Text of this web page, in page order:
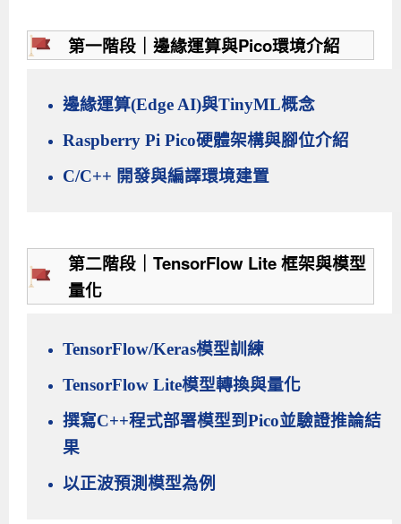
第一階段｜邊緣運算與Pico環境介紹
邊緣運算(Edge AI)與TinyML概念
Raspberry Pi Pico硬體架構與腳位介紹
C/C++ 開發與編譯環境建置
第二階段｜TensorFlow Lite 框架與模型
量化
TensorFlow/Keras模型訓練
TensorFlow Lite模型轉換與量化
撰寫C++程式部署模型到Pico並驗證推論結
果
以正波預測模型為例